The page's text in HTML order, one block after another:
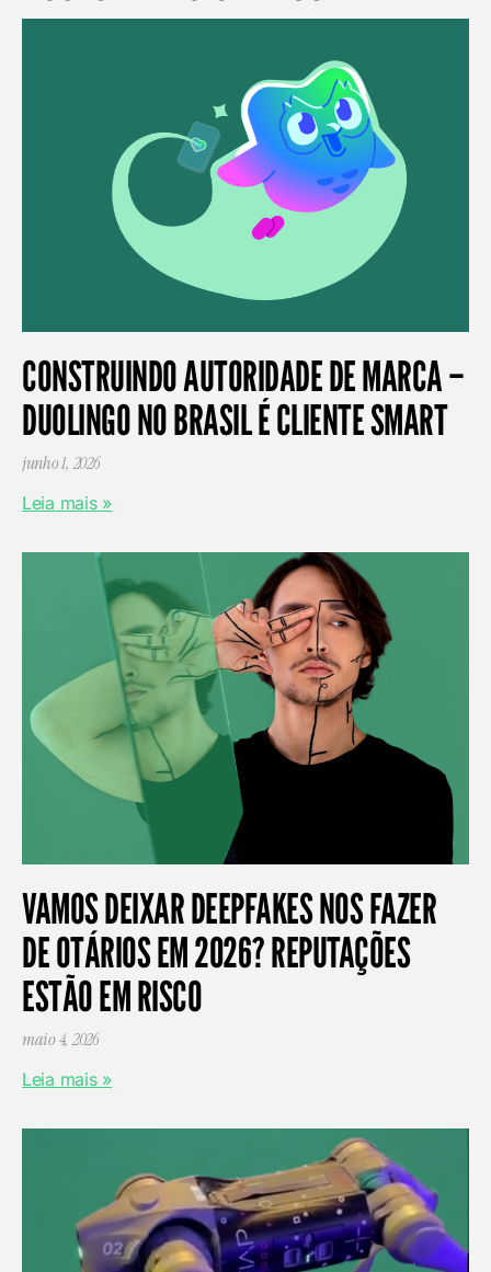
CONSTRUINDO AUTORIDADE DE MARCA –
DUOLINGO NO BRASIL É CLIENTE SMART
junho 1, 2026
Leia mais »
VAMOS DEIXAR DEEPFAKES NOS FAZER
DE OTÁRIOS EM 2026? REPUTAÇÕES
ESTÃO EM RISCO
maio 4, 2026
Leia mais »